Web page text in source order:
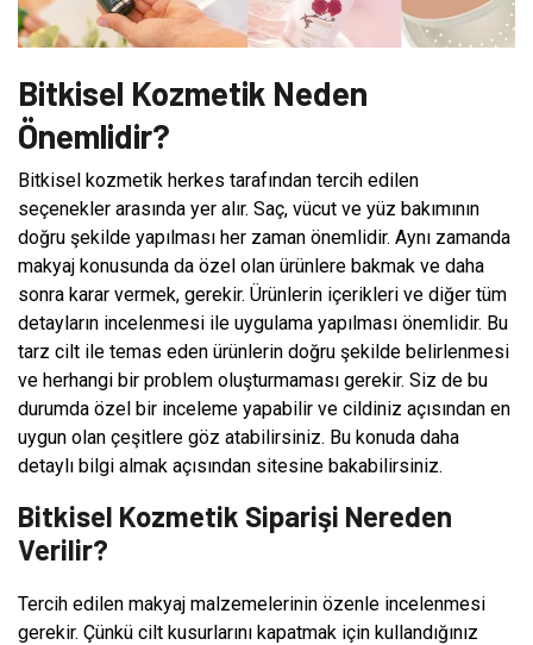
Bitkisel Kozmetik Neden
Önemlidir?
Bitkisel kozmetik herkes tarafından tercih edilen
seçenekler arasında yer alır. Saç, vücut ve yüz bakımının
doğru şekilde yapılması her zaman önemlidir. Aynı zamanda
makyaj konusunda da özel olan ürünlere bakmak ve daha
sonra karar vermek, gerekir. Ürünlerin içerikleri ve diğer tüm
detayların incelenmesi ile uygulama yapılması önemlidir. Bu
tarz cilt ile temas eden ürünlerin doğru şekilde belirlenmesi
ve herhangi bir problem oluşturmaması gerekir. Siz de bu
durumda özel bir inceleme yapabilir ve cildiniz açısından en
uygun olan çeşitlere göz atabilirsiniz. Bu konuda daha
detaylı bilgi almak açısından sitesine bakabilirsiniz.
Bitkisel Kozmetik Siparişi Nereden
Verilir?
Tercih edilen makyaj malzemelerinin özenle incelenmesi
gerekir. Çünkü cilt kusurlarını kapatmak için kullandığınız